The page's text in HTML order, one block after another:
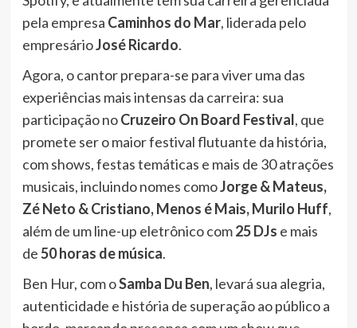
pela empresa Caminhos do Mar, liderada pelo
empresárioJosé Ricardo.
Agora, o cantor prepara-se para viver uma das
experiências mais intensas da carreira: sua
participação noCruzeiro On Board Festival, que
promete ser o maior festival flutuante da história,
com shows, festas temáticas e mais de 30 atrações
musicais, incluindo nomes comoJorge & Mateus,
Zé Neto & Cristiano, Menos é Mais, Murilo Huff,
além de um line-up eletrônico com25 DJs e mais
de50 horas de música.
Ben Hur, com oSamba Du Ben, levará sua alegria,
autenticidade e história de superação ao público a